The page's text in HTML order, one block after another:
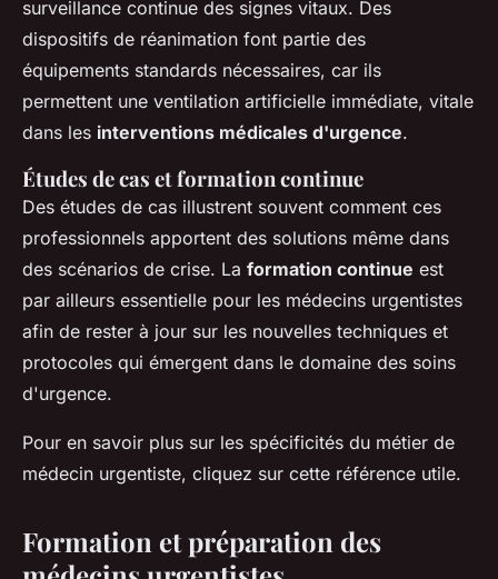
surveillance continue des signes vitaux. Des
dispositifs de réanimation font partie des
équipements standards nécessaires, car ils
permettent une ventilation artificielle immédiate, vitale
dans les interventions médicales d'urgence.
Études de cas et formation continue
Des études de cas illustrent souvent comment ces
professionnels apportent des solutions même dans
des scénarios de crise. La formation continue est
par ailleurs essentielle pour les médecins urgentistes
afin de rester à jour sur les nouvelles techniques et
protocoles qui émergent dans le domaine des soins
d'urgence.
Pour en savoir plus sur les spécificités du métier de
médecin urgentiste, cliquez sur cette référence utile.
Formation et préparation des